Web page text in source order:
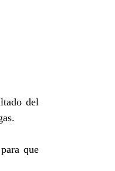
del
que